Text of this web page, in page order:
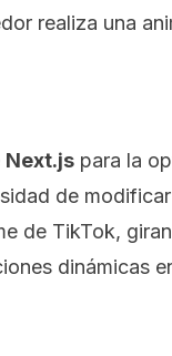
realiza una
Next.js para la
de
de TikTok,
dinámicas